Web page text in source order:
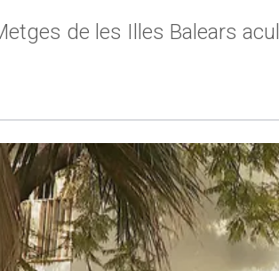
de les Illes Balears